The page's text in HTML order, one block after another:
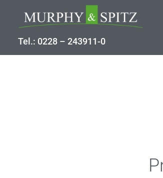
Tel.: 0228 – 243911-0